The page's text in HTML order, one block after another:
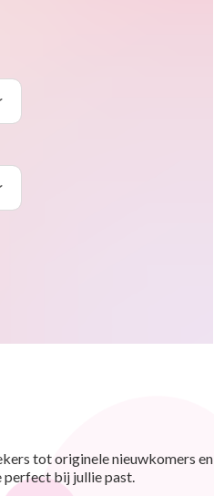
tot originele nieuwkomers en
perfect bij jullie past.